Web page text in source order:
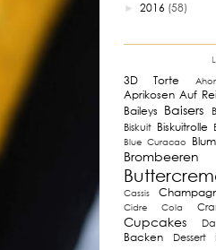
► 2016 (58)
3D Torte
Aprikosen Auf
Baileys Baisers
Biskuit Biskuitrolle
Blue Curacao
Brombeeren
Cassis
Cidre
Cola
Cupcakes
Backen
Dessert